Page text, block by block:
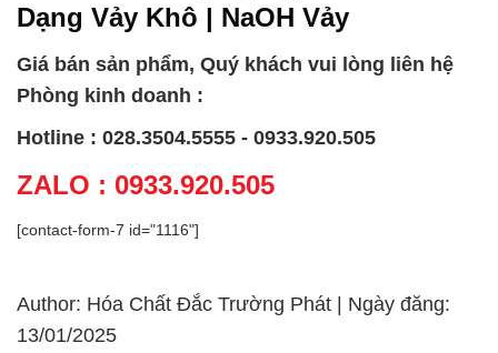
Dạng Vảy Khô | NaOH Vảy
Giá bán sản phẩm, Quý khách vui lòng liên hệ
Phòng kinh doanh :
Hotline : 028.3504.5555 - 0933.920.505
ZALO : 0933.920.505
[contact-form-7 id="1116"]
Author: Hóa Chất Đắc Trường Phát | Ngày đăng:
13/01/2025